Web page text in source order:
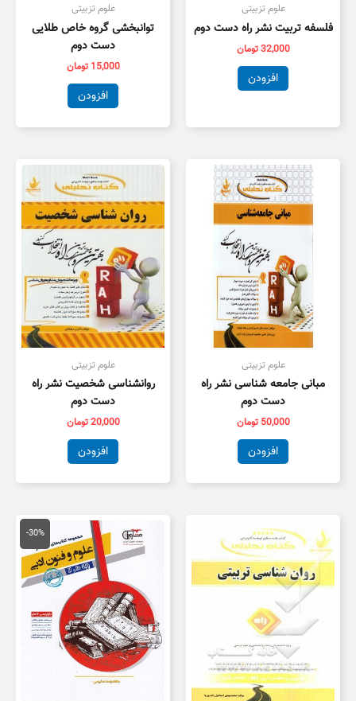
علوم تزبیتی
فلسفه تربیت نشر راه دست دوم
32,000تومان
افزودن
علوم تزبیتی
توانبخشی گروه خاص طلایی
دست دوم
15,000 تومان
افزودن
علوم تزبیتی
مبانی جامعه شناسی نشر راه
دست دوم
50,000 تومان
افزودن
علوم تزبیتی
روانشناسی شخصیت نشر راه
دست دوم
20,000تومان
افزودن
-30%
قیمت
اصلی
59,000 تومان
بود.
قیمت
فعلی
است.